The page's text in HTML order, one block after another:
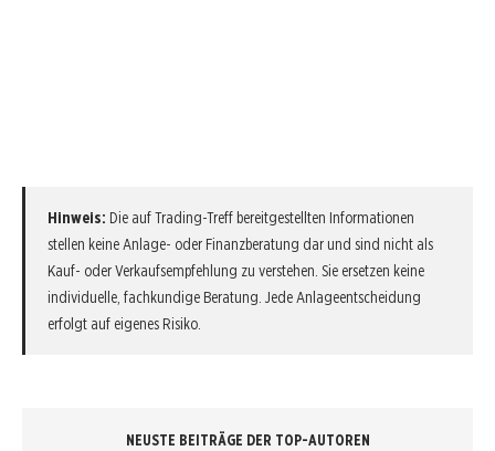
Hinweis: Die auf Trading-Treff bereitgestellten Informationen
stellen keine Anlage- oder Finanzberatung dar und sind nicht als
Kauf- oder Verkaufsempfehlung zu verstehen. Sie ersetzen keine
individuelle, fachkundige Beratung. Jede Anlageentscheidung
erfolgt auf eigenes Risiko.
NEUSTE BEITRÄGE DER TOP-AUTOREN